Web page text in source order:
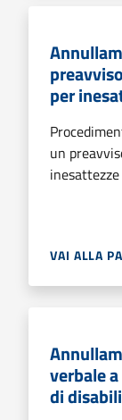
per
un
inesattezze
VAI ALLA
verbale
di disabili